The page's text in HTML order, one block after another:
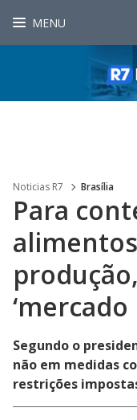
MENU
Noticias R7 Brasília
Para
‘mercado
Segundo o
não em medidas
restrições